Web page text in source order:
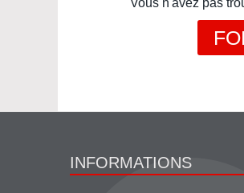
Vous n'avez pas
INFORMATIONS